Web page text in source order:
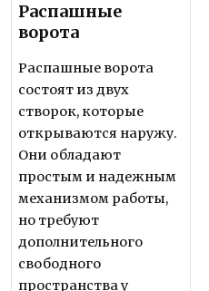
Распашные
ворота
Распашные ворота
состоят из двух
створок, которые
открываются наружу.
Они обладают
простым и надежным
механизмом работы,
но требуют
дополнительного
свободного
пространства у